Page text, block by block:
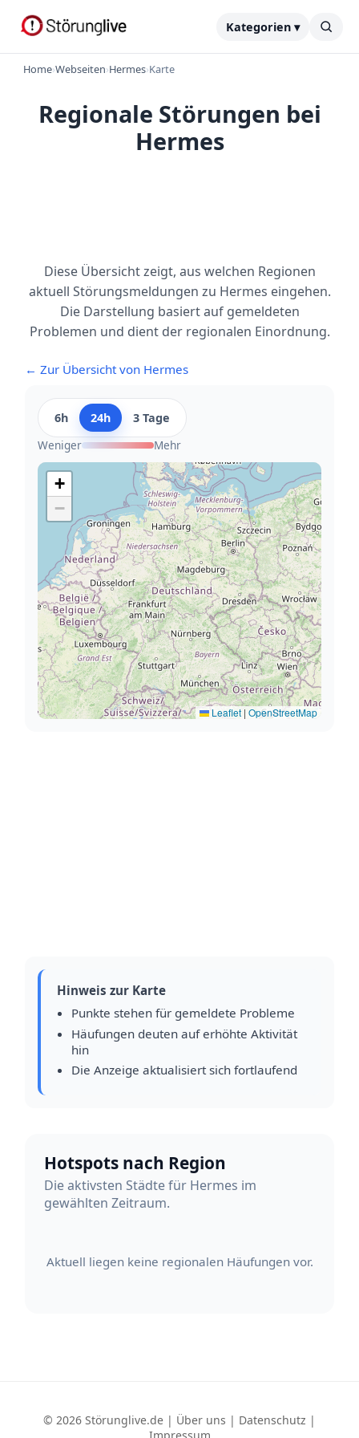
Kategorien ▾
Home›Webseiten›Hermes›Karte
Regionale Störungen bei
Hermes
Diese Übersicht zeigt, aus welchen Regionen
aktuell Störungsmeldungen zu Hermes eingehen.
Die Darstellung basiert auf gemeldeten
Problemen und dient der regionalen Einordnung.
← Zur Übersicht von Hermes
6h 24h
3 Tage
Weniger
Mehr
+
−
Leaflet | OpenStreetMap
Hinweis zur Karte
Punkte stehen für gemeldete Probleme
Häufungen deuten auf erhöhte Aktivität
hin
Die Anzeige aktualisiert sich fortlaufend
Hotspots nach Region
Die aktivsten Städte für Hermes im
gewählten Zeitraum.
Aktuell liegen keine regionalen Häufungen vor.
© 2026 Störunglive.de | Über uns | Datenschutz |